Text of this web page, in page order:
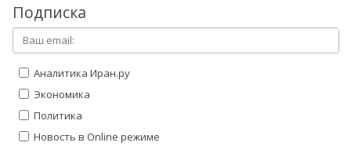
Подписка
Аналитика Иран.ру
Экономика
Политика
Новость в Online режиме